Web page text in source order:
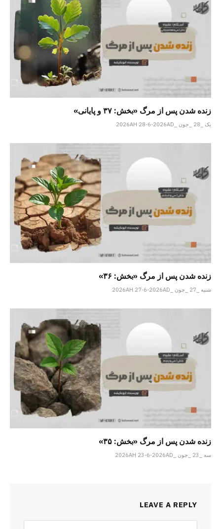
زنده شدن پس از مرگ «بخش: ۳۷ و پایانی»
یک _28 _جون _2026AH 28-6-2026AD
زنده شدن پس از مرگ «بخش: ۳۶»
شنبه _27 _جون _2026AH 27-6-2026AD
زنده شدن پس از مرگ «بخش: ۳۵»
سه _23 _جون _2026AH 23-6-2026AD
LEAVE A REPLY